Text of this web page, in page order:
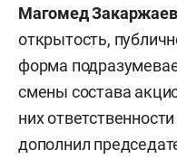
Магомед Закаржаев
открытость,
форма
смены состава
них
дополнил